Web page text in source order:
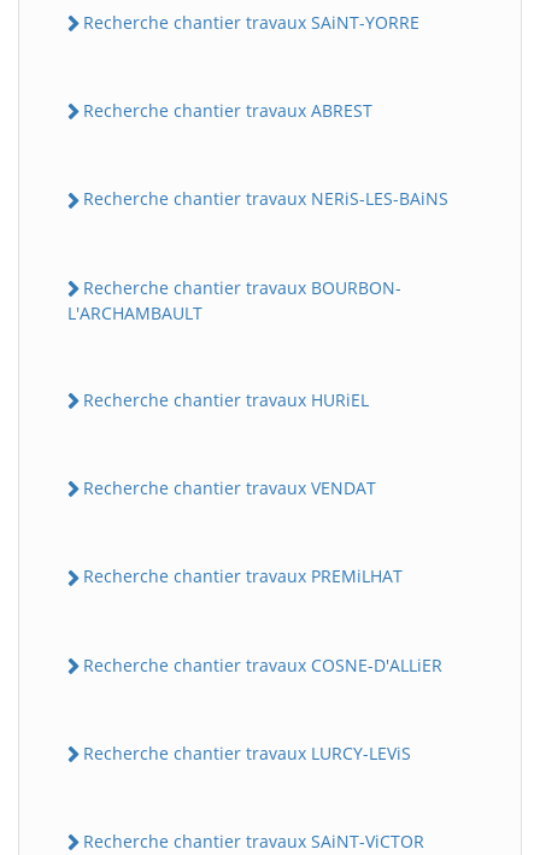
Recherche chantier travaux SAiNT-YORRE
Recherche chantier travaux ABREST
Recherche chantier travaux NERiS-LES-BAiNS
Recherche chantier travaux BOURBON-
L'ARCHAMBAULT
Recherche chantier travaux HURiEL
Recherche chantier travaux VENDAT
Recherche chantier travaux PREMiLHAT
Recherche chantier travaux COSNE-D'ALLiER
Recherche chantier travaux LURCY-LEViS
Recherche chantier travaux SAiNT-ViCTOR